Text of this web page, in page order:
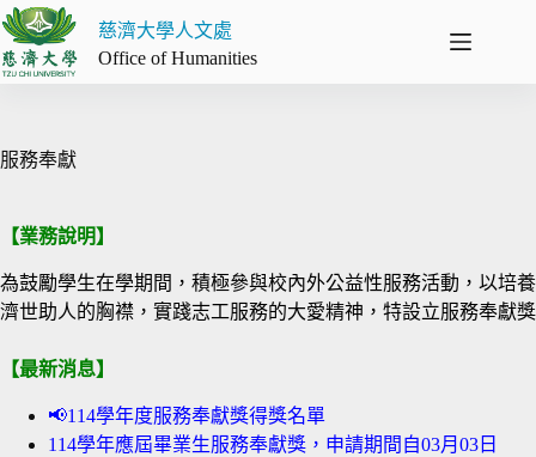
跳
至
主
容
慈濟大學人文處
Office of Humanities
服務奉獻
【業務說明】
為鼓勵學生在學期間，積極參與校內外公益性服務活動，以培養
濟世助人的胸襟，實踐志工服務的大愛精神，特設立服務奉獻獎
【最新消息】
📢114學年度服務奉獻獎得獎名單
114學年應屆畢業生服務奉獻獎，申請期間自03月03日